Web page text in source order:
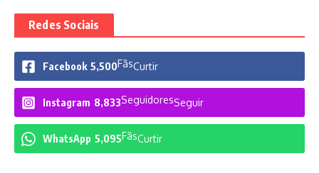
Redes Sociais
Facebook 5,500FãsCurtir
Instagram 8,833SeguidoresSeguir
WhatsApp 5,095FãsCurtir